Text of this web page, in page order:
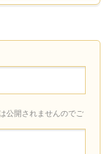
公開されませんのでご